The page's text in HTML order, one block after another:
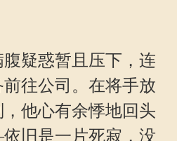
疑惑暂且压下，连
往公司。在将手放
他心有余悸地回头
旧是一片死寂，没